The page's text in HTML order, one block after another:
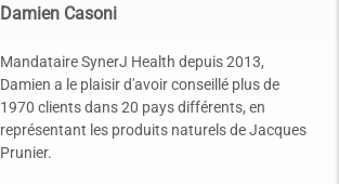
Damien Casoni
Mandataire SynerJ Health depuis 2013,
Damien a le plaisir d'avoir conseillé plus de
1970 clients dans 20 pays différents, en
représentant les produits naturels de Jacques
Prunier.